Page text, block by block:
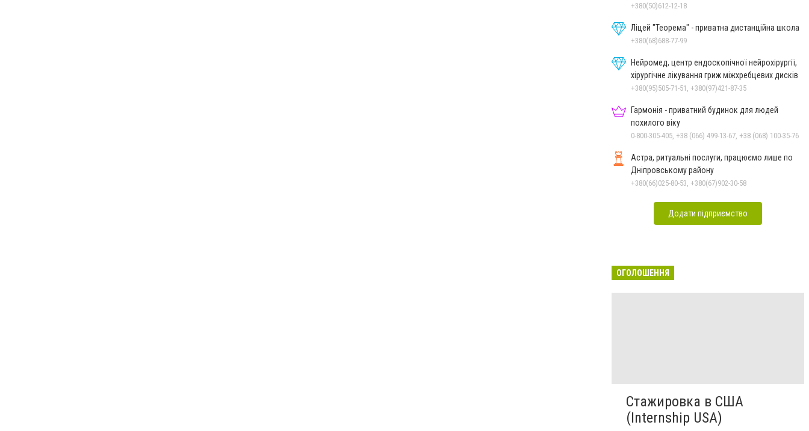
+380(50)612-12-18
Ліцей "Теорема" - приватна дистанційна школа
+380(68)688-77-99
Нейромед, центр ендоскопічної нейрохірургії,
хірургічне лікування гриж міжхребцевих дисків
+380(95)505-71-51, +380(97)421-87-35
Гармонія - приватний будинок для людей
похилого віку
0-800-305-405, +38 (066) 499-13-67, +38 (068) 100-35-76
Астра, ритуальні послуги, працюємо лише по
Дніпровському району
+380(66)025-80-53, +380(67)902-30-58
Додати підприємство
ОГОЛОШЕННЯ
Стажировка в США
(Internship USA)